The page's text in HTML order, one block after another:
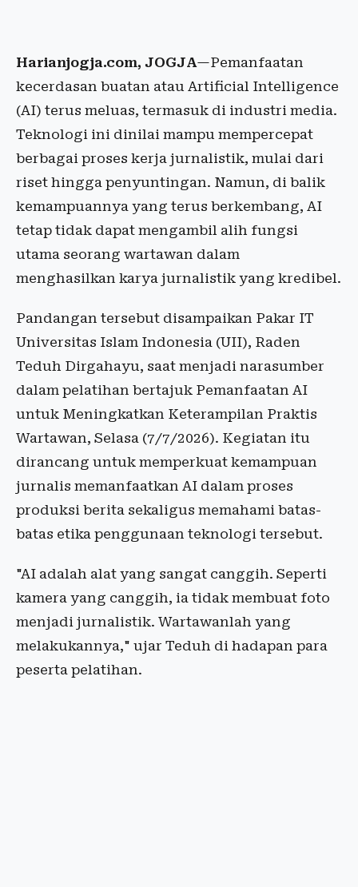
Harianjogja.com, JOGJA—Pemanfaatan
kecerdasan buatan atau Artificial Intelligence
(AI) terus meluas, termasuk di industri media.
Teknologi ini dinilai mampu mempercepat
berbagai proses kerja jurnalistik, mulai dari
riset hingga penyuntingan. Namun, di balik
kemampuannya yang terus berkembang, AI
tetap tidak dapat mengambil alih fungsi
utama seorang wartawan dalam
menghasilkan karya jurnalistik yang kredibel.
Pandangan tersebut disampaikan Pakar IT
Universitas Islam Indonesia (UII), Raden
Teduh Dirgahayu, saat menjadi narasumber
dalam pelatihan bertajuk Pemanfaatan AI
untuk Meningkatkan Keterampilan Praktis
Wartawan, Selasa (7/7/2026). Kegiatan itu
dirancang untuk memperkuat kemampuan
jurnalis memanfaatkan AI dalam proses
produksi berita sekaligus memahami batas-
batas etika penggunaan teknologi tersebut.
"AI adalah alat yang sangat canggih. Seperti
kamera yang canggih, ia tidak membuat foto
menjadi jurnalistik. Wartawanlah yang
melakukannya," ujar Teduh di hadapan para
peserta pelatihan.